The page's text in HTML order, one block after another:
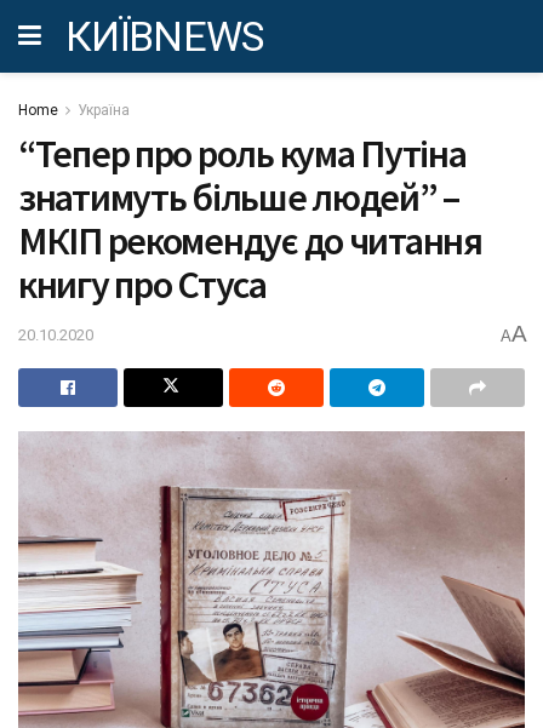
КИЇВNEWS
Home Україна
“Тепер про роль кума Путіна
знатимуть більше людей” –
МКІП рекомендує до читання
книгу про Стуса
20.10.2020 AA